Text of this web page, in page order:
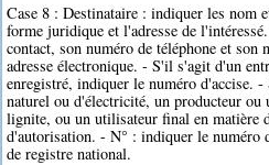
Case 8 : Destinataire : indiquer les nom
forme juridique et l'adresse de
contact, son numéro de téléphone et son
adresse électronique. - S'il s'agit d'un
enregistré, indiquer le numéro d'accise.
naturel ou d'électricité, un producteur
lignite, ou un utilisateur final en matière
d'autorisation. - N° : indiquer le numéro
de registre national.